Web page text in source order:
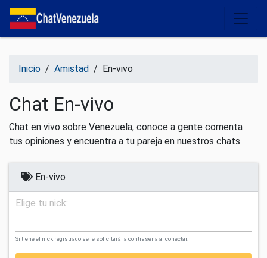
Salir del contenido
Inicio / Amistad / En-vivo
Chat En-vivo
Chat en vivo sobre Venezuela, conoce a gente comenta
tus opiniones y encuentra a tu pareja en nuestros chats
En-vivo
Elige tu nick:
Si tiene el nick registrado se le solicitará la contraseña al conectar.